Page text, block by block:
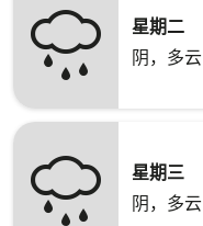
星期二
阴，多云
星期三
阴，多云